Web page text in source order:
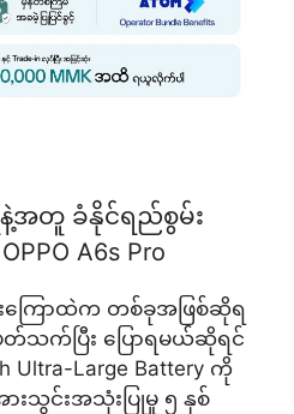
အတူ ခံနိုင်ရည်စွမ်း
A6s Pro
ြောထဲက တစ်ခုအဖြစ်ဆိုရ
က်ပြီး ပြောရမယ်ဆိုရင်
Ultra-Large Battery ကို
ားသွင်းအသုံးပြုမှု ၅ နှစ်